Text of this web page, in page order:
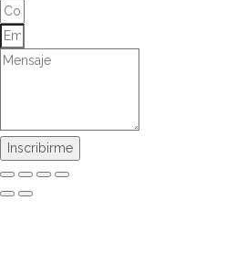
Inscribirme